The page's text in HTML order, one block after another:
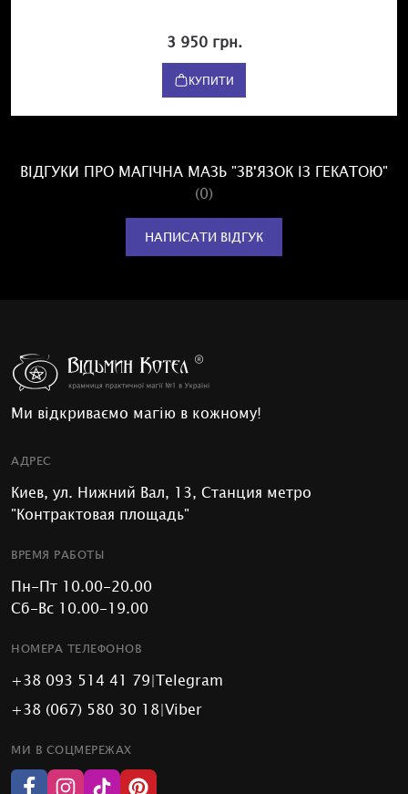
3 950 грн.
КУПИТИ
ВІДГУКИ ПРО МАГІЧНА МАЗЬ "ЗВ'ЯЗОК ІЗ ГЕКАТОЮ"
(0)
НАПИСАТИ ВІДГУК
Ми відкриваємо магію в кожному!
АДРЕС
Киев, ул. Нижний Вал, 13, Станция метро
"Контрактовая площадь"
ВРЕМЯ РАБОТЫ
Пн-Пт 10.00-20.00
Сб-Вс 10.00-19.00
НОМЕРА ТЕЛЕФОНОВ
+38 093 514 41 79|Telegram
+38 (067) 580 30 18|Viber
МИ В СОЦМЕРЕЖАХ